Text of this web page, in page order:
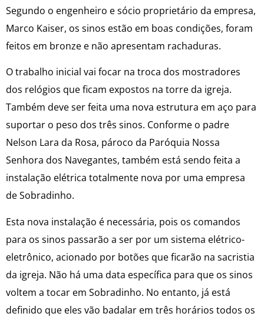
Segundo o engenheiro e sócio proprietário da empresa,
Marco Kaiser, os sinos estão em boas condições, foram
feitos em bronze e não apresentam rachaduras.
O trabalho inicial vai focar na troca dos mostradores
dos relógios que ficam expostos na torre da igreja.
Também deve ser feita uma nova estrutura em aço para
suportar o peso dos três sinos. Conforme o padre
Nelson Lara da Rosa, pároco da Paróquia Nossa
Senhora dos Navegantes, também está sendo feita a
instalação elétrica totalmente nova por uma empresa
de Sobradinho.
Esta nova instalação é necessária, pois os comandos
para os sinos passarão a ser por um sistema elétrico-
eletrônico, acionado por botões que ficarão na sacristia
da igreja. Não há uma data específica para que os sinos
voltem a tocar em Sobradinho. No entanto, já está
definido que eles vão badalar em três horários todos os